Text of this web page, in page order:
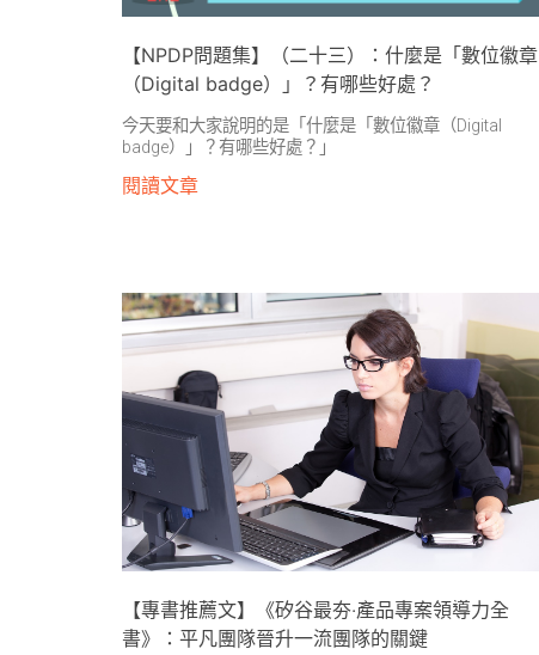
【NPDP問題集】（二十三）：什麼是「數位徽章
（Digital badge）」？有哪些好處？
今天要和大家說明的是「什麼是「數位徽章（Digital
badge）」？有哪些好處？」
閱讀文章
【專書推薦文】《矽谷最夯‧產品專案領導力全
書》：平凡團隊晉升一流團隊的關鍵